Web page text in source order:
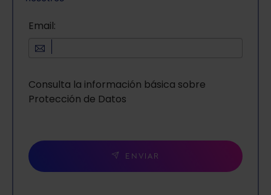
Email:
Consulta la información básica sobre
Protección de Datos
ENVIAR